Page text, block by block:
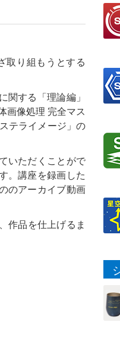
取り組もうとする
する「理論編」
画像処理 完全マス
テライメージ」の
いただくことがで
。講座を録画した
のアーカイブ動画
作品を仕上げるま